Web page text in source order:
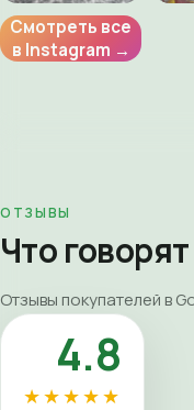
Смотреть все
в Instagram →
ОТЗЫВЫ
Что
Отзывы покупателей в
4.8
★★★★★